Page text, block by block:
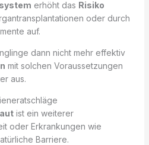
erhöht das Risiko
oder durch
auf.
dann nicht mehr effektiv
mit solchen Voraussetzungen
aus.
ist ein weiterer
oder Erkrankungen wie
Barriere.